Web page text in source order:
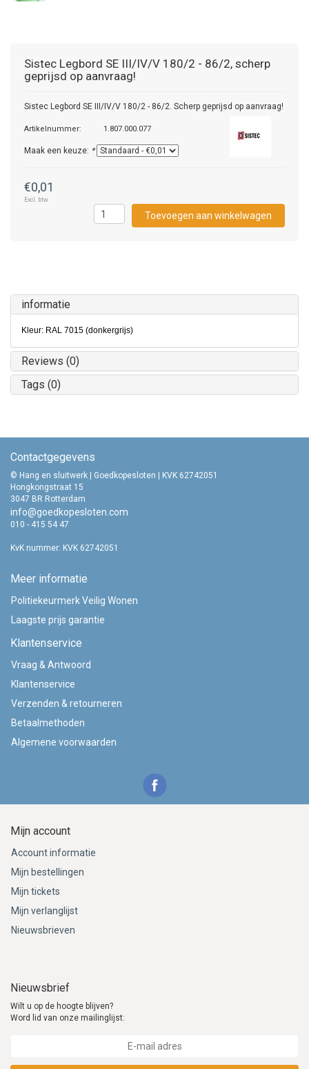
Sistec Legbord SE III/IV/V 180/2 - 86/2, scherp
geprijsd op aanvraag!
Sistec Legbord SE III/IV/V 180/2 - 86/2. Scherp geprijsd op aanvraag!
Artikelnummer: 1.807.000.077
Maak een keuze: *
€0,01
Excl. btw
Toevoegen aan winkelwagen
informatie
Kleur: RAL 7015 (donkergrijs)
Reviews (0)
Tags (0)
Contactgegevens
© Hang en sluitwerk | Goedkopesloten | KVK 62742051
Hongkongstraat 15
3047 BR Rotterdam
info@goedkopesloten.com
010 - 415 54 47
KvK nummer: KVK 62742051
Meer informatie
Politiekeurmerk Veilig Wonen
Laagste prijs garantie
Klantenservice
Vraag & Antwoord
Klantenservice
Verzenden & retourneren
Betaalmethoden
Algemene voorwaarden
Mijn account
Account informatie
Mijn bestellingen
Mijn tickets
Mijn verlanglijst
Nieuwsbrieven
Nieuwsbrief
Wilt u op de hoogte blijven?
Word lid van onze mailinglijst: